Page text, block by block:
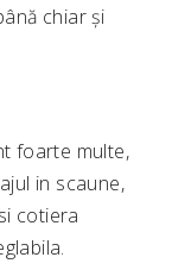
chiar și
foarte multe,
in scaune,
cotiera